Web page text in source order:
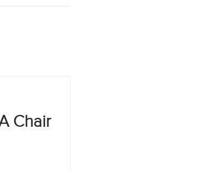
Chair